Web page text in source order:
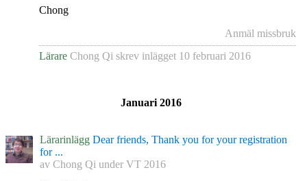
Chong
Anmäl missbruk
Lärare Chong Qi skrev inlägget 10 februari 2016
Januari 2016
Lärarinlägg Dear friends, Thank you for your registration
for ...
av Chong Qi under VT 2016